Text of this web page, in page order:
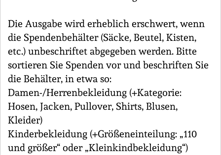
Die Ausgabe wird erheblich erschwert, wenn
die Spendenbehälter (Säcke, Beutel, Kisten,
etc.) unbeschriftet abgegeben werden. Bitte
sortieren Sie Spenden vor und beschriften Sie
die Behälter, in etwa so:
Damen-/Herrenbekleidung (+Kategorie:
Hosen, Jacken, Pullover, Shirts, Blusen,
Kleider)
Kinderbekleidung (+Größeneinteilung: „110
und größer“ oder „Kleinkindbekleidung“)